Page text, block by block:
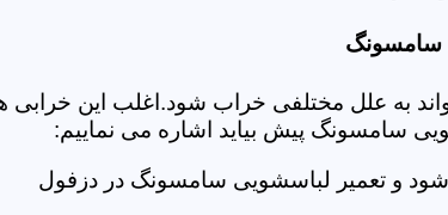
سامسونگ
علل مختلفی خراب شود.اغلب این خرابی ها
سامسونگ پیش بیاید اشاره می نماییم:
و تعمیر لباسشویی سامسونگ در دزفول